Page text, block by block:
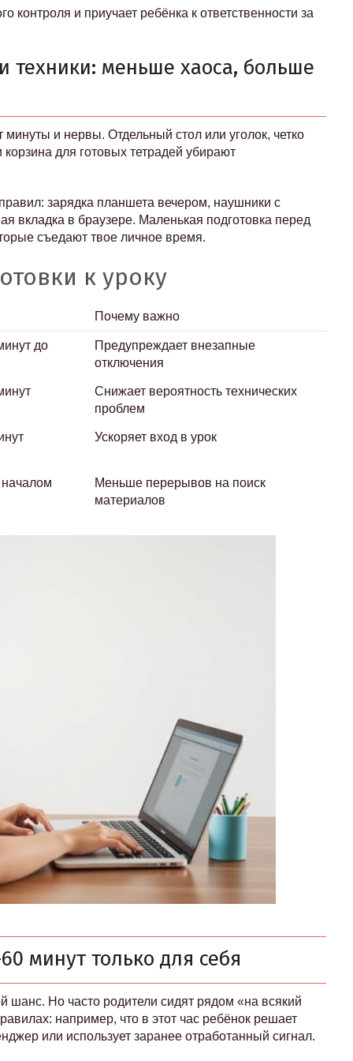
контроля и приучает ребёнка к ответственности за
техники: меньше хаоса, больше
и нервы. Отдельный стол или уголок, четко
для готовых тетрадей убирают
зарядка планшета вечером, наушники с
вкладка в браузере. Маленькая подготовка перед
съедают твое личное время.
к уроку
Почему важно
до
Предупреждает внезапные
отключения
Снижает вероятность технических
проблем
Ускоряет вход в урок
Меньше перерывов на поиск
материалов
минут только для себя
шанс. Но часто родители сидят рядом «на всякий
например, что в этот час ребёнок решает
или использует заранее отработанный сигнал.